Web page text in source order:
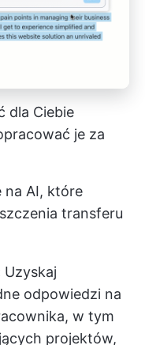
dla Ciebie
je za
AI, które
transferu
Uzyskaj
odpowiedzi na
w tym
projektów,